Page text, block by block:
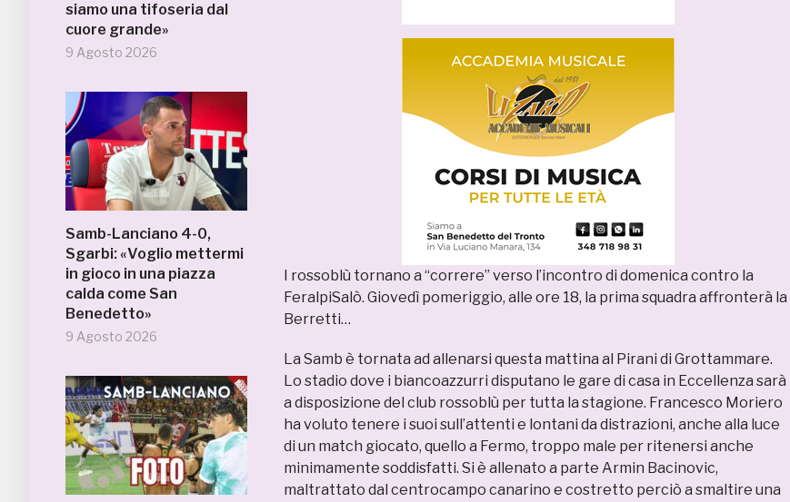
siamo una tifoseria dal
cuore grande»
9 Agosto 2026
Samb-Lanciano 4-0,
Sgarbi: «Voglio mettermi
in gioco in una piazza
calda come San
Benedetto»
9 Agosto 2026
I rossoblù tornano a “correre” verso l’incontro di domenica contro la
FeralpiSalò. Giovedì pomeriggio, alle ore 18, la prima squadra affronterà la
Berretti…
La Samb è tornata ad allenarsi questa mattina al Pirani di Grottammare.
Lo stadio dove i biancoazzurri disputano le gare di casa in Eccellenza sarà
a disposizione del club rossoblù per tutta la stagione. Francesco Moriero
ha voluto tenere i suoi sull’attenti e lontani da distrazioni, anche alla luce
di un match giocato, quello a Fermo, troppo male per ritenersi anche
minimamente soddisfatti. Si è allenato a parte Armin Bacinovic,
maltrattato dal centrocampo canarino e costretto perciò a smaltire una